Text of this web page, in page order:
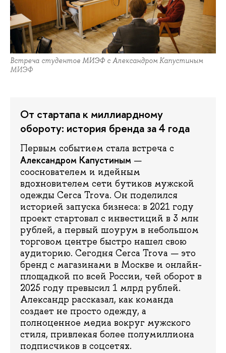
Встреча студентов МИЭФ с Александром Капустиным
МИЭФ
От стартапа к миллиардному
обороту: история бренда за 4 года
Первым событием стала встреча с
Александром Капустиным —
сооснователем и идейным
вдохновителем сети бутиков мужской
одежды Cerca Trova. Он поделился
историей запуска бизнеса: в 2021 году
проект стартовал с инвестиций в 3 млн
рублей, а первый шоурум в небольшом
торговом центре быстро нашел свою
аудиторию. Сегодня Cerca Trova — это
бренд с магазинами в Москве и онлайн-
площадкой по всей России, чей оборот в
2025 году превысил 1 млрд рублей.
Александр рассказал, как команда
создает не просто одежду, а
полноценное медиа вокруг мужского
стиля, привлекая более полумиллиона
подписчиков в соцсетях.